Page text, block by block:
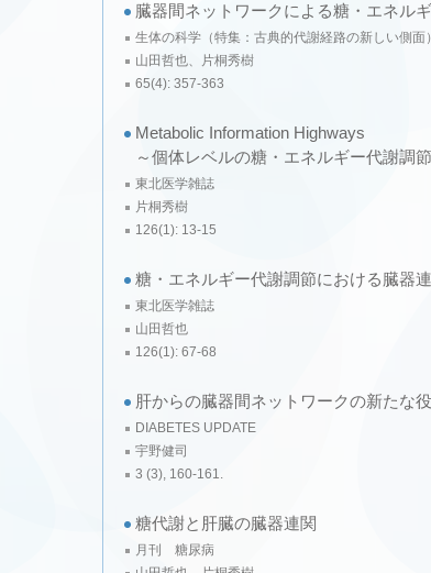
臓器間ネットワークによる糖・エネル
生体の科学（特集：古典的代謝経路の新しい側面
山田哲也、片桐秀樹
65(4): 357-363
Metabolic Information Highways
～個体レベルの糖・エネルギー代謝調
東北医学雑誌
片桐秀樹
126(1): 13-15
糖・エネルギー代謝調節における臓器
東北医学雑誌
山田哲也
126(1): 67-68
肝からの臓器間ネットワークの新たな
DIABETES UPDATE
宇野健司
3 (3), 160-161.
糖代謝と肝臓の臓器連関
月刊 糖尿病